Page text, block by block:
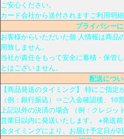
ご安心ください。
カード会社から送付されますご利用明細
プライバシー
お客様からいただいた個 人情報は商品
用致しません。
当社が責任をもって安全に蓄積・保管
とはございません。
配送につ
【商品発送のタイミング】 特にご指
（例：銀行振込）⇒ご入金確認後、10
上記以外の決済の場合 （例：クレジ
営業日以内に発送いたします。 ※発送
金タイミングにより、お届け予定日が2